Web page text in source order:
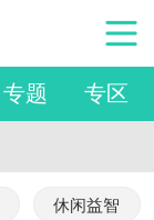
专题 专区
休闲益智